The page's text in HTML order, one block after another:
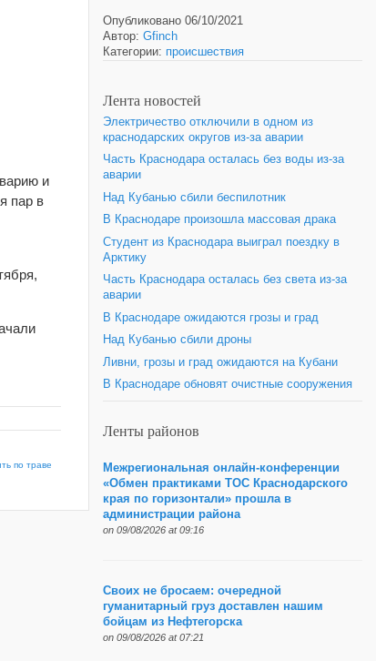
и
пар в
по траве
Опубликовано 06/10/2021
Автор: Gfinch
Категории: происшествия
Лента новостей
Электричество отключили в одном из
краснодарских округов из-за аварии
Часть Краснодара осталась без воды из-за
аварии
Над Кубанью сбили беспилотник
В Краснодаре произошла массовая драка
Студент из Краснодара выиграл поездку в
Арктику
Часть Краснодара осталась без света из-за
аварии
В Краснодаре ожидаются грозы и град
Над Кубанью сбили дроны
Ливни, грозы и град ожидаются на Кубани
В Краснодаре обновят очистные сооружения
Ленты районов
Межрегиональная онлайн-конференции
«Обмен практиками ТОС Краснодарского
края по горизонтали» прошла в
администрации района
on 09/08/2026 at 09:16
Своих не бросаем: очередной
гуманитарный груз доставлен нашим
бойцам из Нефтегорска
on 09/08/2026 at 07:21